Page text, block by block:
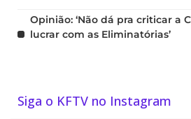
Opinião: ‘Não dá pra criticar a
lucrar com as Eliminatórias’
Siga o KFTV no Instagram